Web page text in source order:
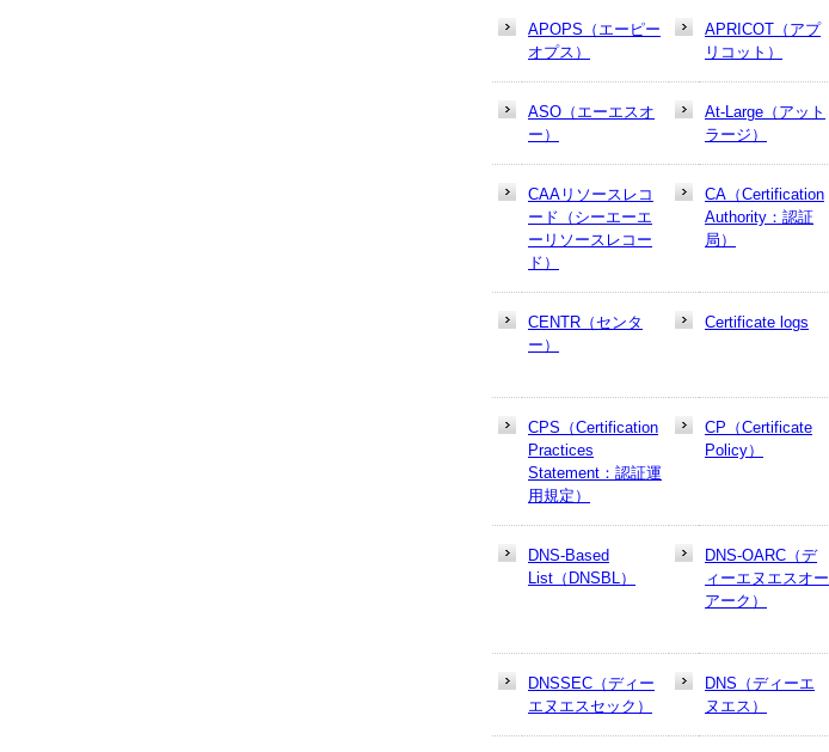
APOPS（エーピー
オプス）
APRICOT（アプ
リコット）
ASO（エーエスオ
ー）
At-Large（アット
ラージ）
CAAリソースレコ
ード（シーエーエ
ーリソースレコー
ド）
CA（Certification
Authority：認証
局）
CENTR（センタ
ー）
Certificate logs
CPS（Certification
Practices
Statement：認証運
用規定）
CP（Certificate
Policy）
DNS-Based
List（DNSBL）
DNS-OARC（デ
ィーエヌエスオー
アーク）
DNSSEC（ディー
エヌエスセック）
DNS（ディーエ
ヌエス）